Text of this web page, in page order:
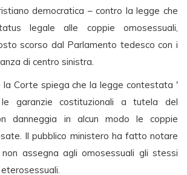
democratica – contro la legge che
legale alle coppie omosessuali,
scorso dal Parlamento tedesco con i
di centro sinistra.
la Corte spiega che la legge contestata '
garanzie costituzionali a tutela del
danneggia in alcun modo le coppie
Il pubblico ministero ha fatto notare
assegna agli omosessuali gli stessi